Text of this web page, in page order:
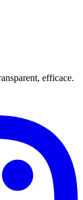
efficace.